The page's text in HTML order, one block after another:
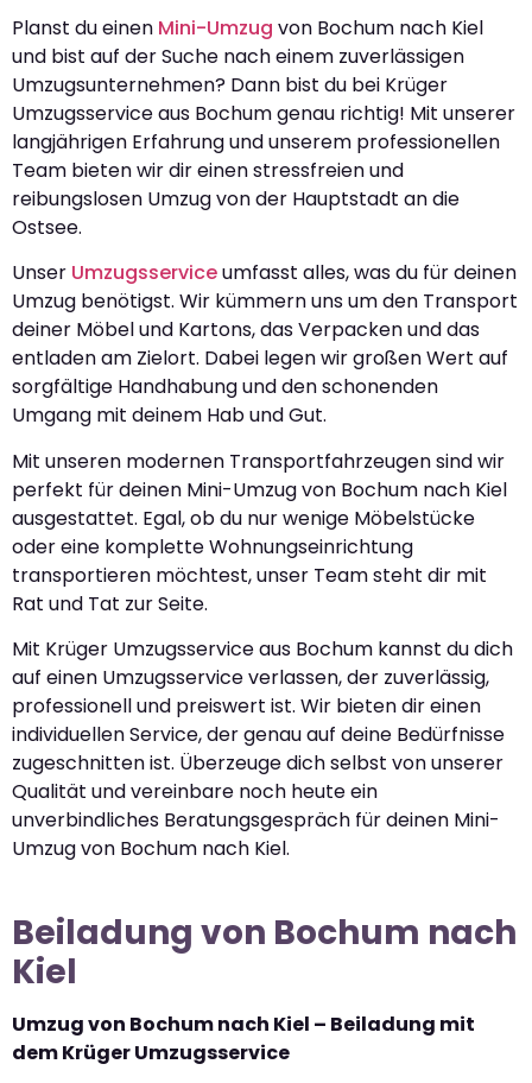
Planst du einen Mini-Umzug von Bochum nach Kiel
und bist auf der Suche nach einem zuverlässigen
Umzugsunternehmen? Dann bist du bei Krüger
Umzugsservice aus Bochum genau richtig! Mit unserer
langjährigen Erfahrung und unserem professionellen
Team bieten wir dir einen stressfreien und
reibungslosen Umzug von der Hauptstadt an die
Ostsee.
Unser Umzugsserviceumfasst alles, was du für deinen
Umzug benötigst. Wir kümmern uns um den Transport
deiner Möbel und Kartons, das Verpacken und das
entladen am Zielort. Dabei legen wir großen Wert auf
sorgfältige Handhabung und den schonenden
Umgang mit deinem Hab und Gut.
Mit unseren modernen Transportfahrzeugen sind wir
perfekt für deinen Mini-Umzug von Bochum nach Kiel
ausgestattet. Egal, ob du nur wenige Möbelstücke
oder eine komplette Wohnungseinrichtung
transportieren möchtest, unser Team steht dir mit
Rat und Tat zur Seite.
Mit Krüger Umzugsservice aus Bochum kannst du dich
auf einen Umzugsservice verlassen, der zuverlässig,
professionell und preiswert ist. Wir bieten dir einen
individuellen Service, der genau auf deine Bedürfnisse
zugeschnitten ist. Überzeuge dich selbst von unserer
Qualität und vereinbare noch heute ein
unverbindliches Beratungsgespräch für deinen Mini-
Umzug von Bochum nach Kiel.
Beiladung von Bochum nach
Kiel
Umzug von Bochum nach Kiel – Beiladung mit
dem Krüger Umzugsservice